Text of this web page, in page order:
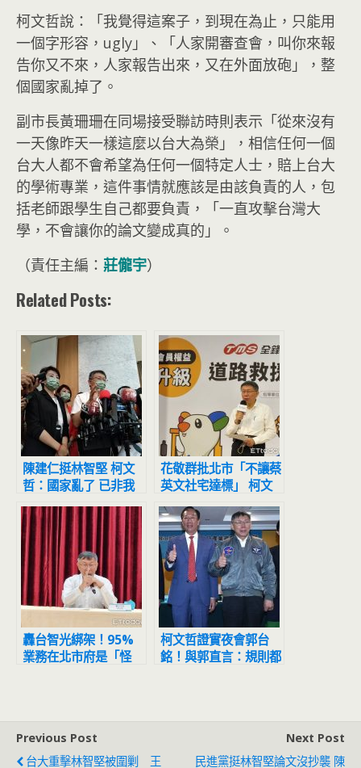
柯文哲說：「我覺得這案子，到現在為止，只能用
一個字形容，ugly」、「人家開審查會，叫你來報
告你又不來，人家報告出來，又在外面放砲」，整
個國家亂掉了。
副市長黃珊珊在同場接受聯訪時則表示「從來沒有
一天像昨天一樣這麼以台大為榮」，相信任何一個
台大人都不會希望為任何一個特定人士，賠上台大
的學術專業，這件事情就應該是由該負責的人，包
括老師跟學生自己都要負責，「一直攻擊台灣大
學，不會讓你的論文變成真的」。
（責任主編： 莊儱宇）
Related Posts:
陳建仁挺林智堅 柯文
哲：國家亂了 已非我
認識的民進黨
花敬群批北市「不讓蔡
英文社宅達標」 柯文
哲嗆：邏輯「Very
poor」
轟台智光綁架！95%
業務在北市府是「怪
柯文哲證實夜會郭台
銘！與郭直言：規則都
Previous Post
台大重擊林智堅被圍剿 王
Next Post
民進黨挺林智堅論文沒抄襲 陳